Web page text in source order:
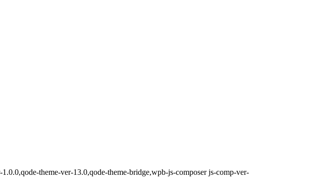
theme-ver-13.0,qode-theme-bridge,wpb-js-composer js-comp-ver-